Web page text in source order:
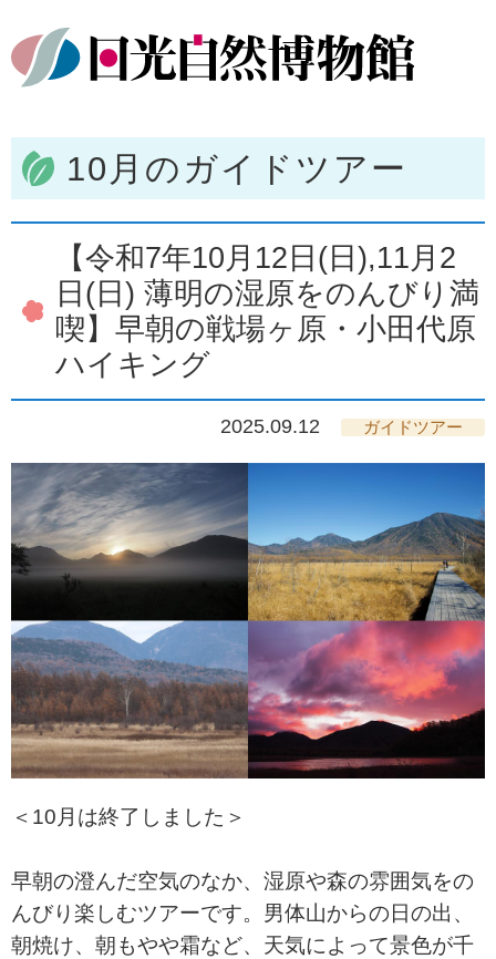
10月のガイドツアー
【令和7年10月12日(日),11月2
日(日) 薄明の湿原をのんびり満
喫】早朝の戦場ヶ原・小田代原
ハイキング
2025.09.12 ガイドツアー
＜10月は終了しました＞
早朝の澄んだ空気のなか、湿原や森の雰囲気をの
んびり楽しむツアーです。男体山からの日の出、
朝焼け、朝もやや霜など、天気によって景色が千